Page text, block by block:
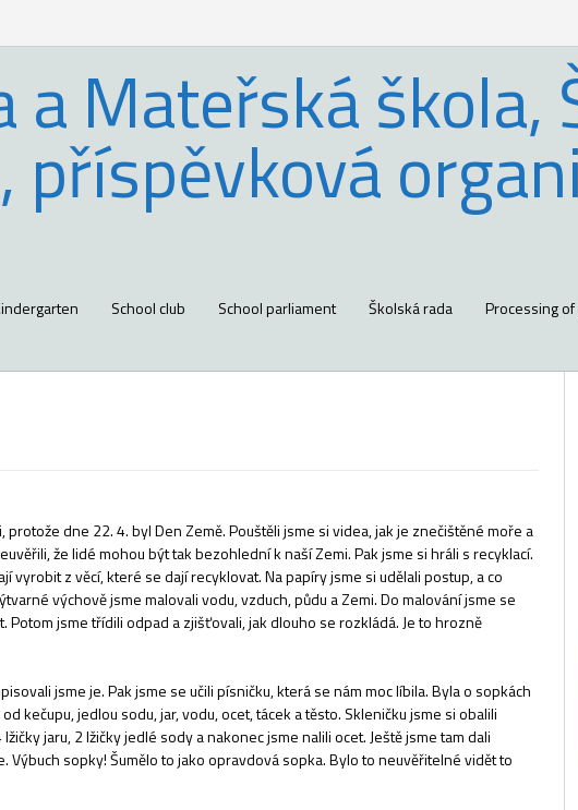
Mateřská škola,
příspěvková
School club School parliament Školská rada Processing
dne 22. 4. byl Den Země. Pouštěli jsme si videa, jak je znečištěné moře a
že lidé mohou být tak bezohlední k naší Zemi. Pak jsme si hráli s recyklací.
vyrobit z věcí, které se dají recyklovat. Na papíry jsme si udělali postup, a co
výchově jsme malovali vodu, vzduch, půdu a Zemi. Do malování jsme se
Potom jsme třídili odpad a zjišťovali, jak dlouho se rozkládá. Je to hrozně
jsme je. Pak jsme se učili písničku, která se nám moc líbila. Byla o sopkách
kečupu, jedlou sodu, jar, vodu, ocet, tácek a těsto. Skleničku jsme si obalili
jaru, 2 lžičky jedlé sody a nakonec jsme nalili ocet. Ještě jsme tam dali
Výbuch sopky! Šumělo to jako opravdová sopka. Bylo to neuvěřitelné vidět to